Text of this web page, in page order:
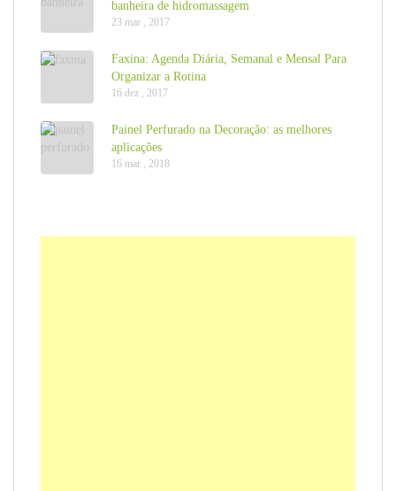
banheira de hidromassagem
23 mar , 2017
Faxina: Agenda Diária, Semanal e Mensal Para
Organizar a Rotina
16 dez , 2017
Painel Perfurado na Decoração: as melhores
aplicações
16 mar , 2018